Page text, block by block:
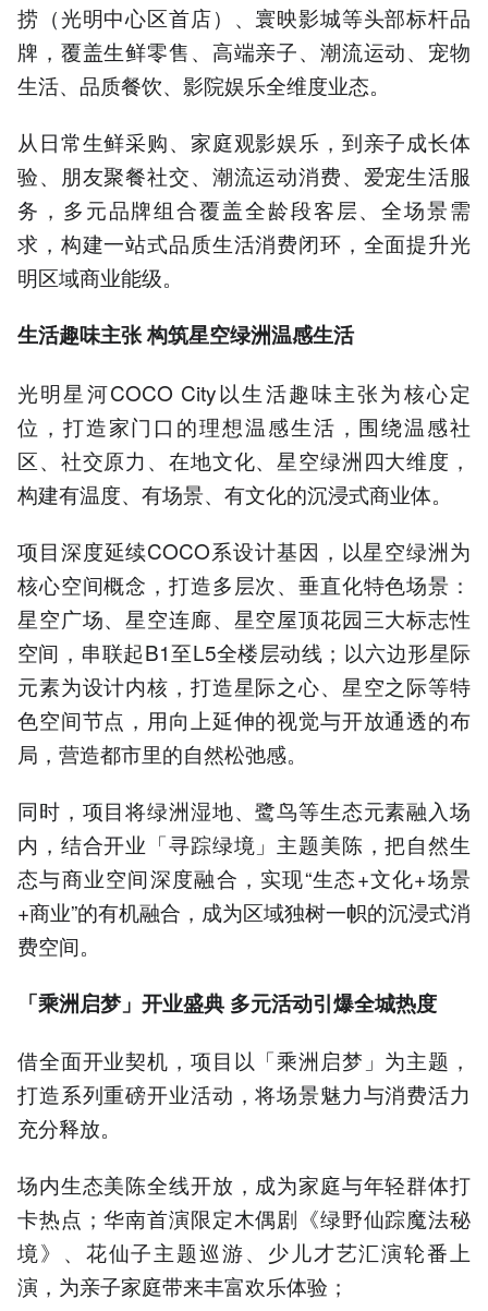
捞（光明中心区首店）、寰映影城等头部标杆品
牌，覆盖生鲜零售、高端亲子、潮流运动、宠物
生活、品质餐饮、影院娱乐全维度业态。
从日常生鲜采购、家庭观影娱乐，到亲子成长体
验、朋友聚餐社交、潮流运动消费、爱宠生活服
务，多元品牌组合覆盖全龄段客层、全场景需
求，构建一站式品质生活消费闭环，全面提升光
明区域商业能级。
生活趣味主张 构筑星空绿洲温感生活
光明星河COCO City以生活趣味主张为核心定
位，打造家门口的理想温感生活，围绕温感社
区、社交原力、在地文化、星空绿洲四大维度，
构建有温度、有场景、有文化的沉浸式商业体。
项目深度延续COCO系设计基因，以星空绿洲为
核心空间概念，打造多层次、垂直化特色场景：
星空广场、星空连廊、星空屋顶花园三大标志性
空间，串联起B1至L5全楼层动线；以六边形星际
元素为设计内核，打造星际之心、星空之际等特
色空间节点，用向上延伸的视觉与开放通透的布
局，营造都市里的自然松弛感。
同时，项目将绿洲湿地、鹭鸟等生态元素融入场
内，结合开业「寻踪绿境」主题美陈，把自然生
态与商业空间深度融合，实现“生态+文化+场景
+商业”的有机融合，成为区域独树一帜的沉浸式消
费空间。
「乘洲启梦」开业盛典 多元活动引爆全城热度
借全面开业契机，项目以「乘洲启梦」为主题，
打造系列重磅开业活动，将场景魅力与消费活力
充分释放。
场内生态美陈全线开放，成为家庭与年轻群体打
卡热点；华南首演限定木偶剧《绿野仙踪魔法秘
境》、花仙子主题巡游、少儿才艺汇演轮番上
演，为亲子家庭带来丰富欢乐体验；